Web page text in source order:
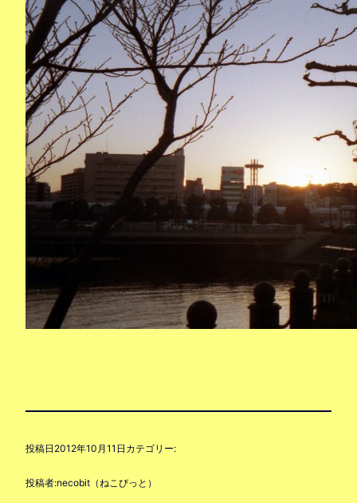
投稿日 2012年10月11日 カテゴリー:
投稿者:necobit（ねこびっと）